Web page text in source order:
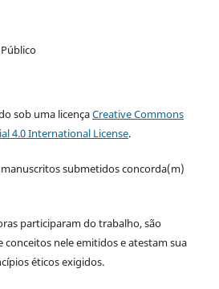
sob uma licençaCreative Commons
4.0 International License.
submetidos concorda(m)
participaram do trabalho, são
conceitos nele emitidos e atestam sua
éticos exigidos.